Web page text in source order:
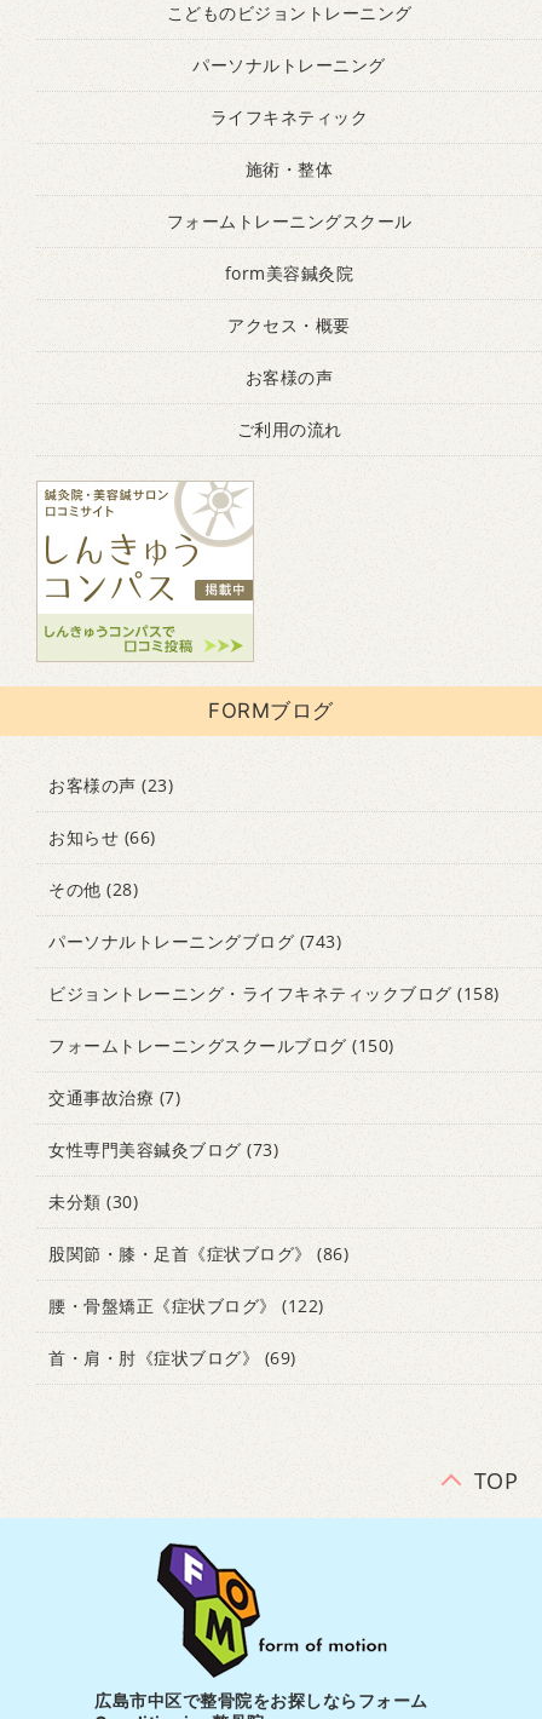
こどものビジョントレーニング
パーソナルトレーニング
ライフキネティック
施術・整体
フォームトレーニングスクール
form美容鍼灸院
アクセス・概要
お客様の声
ご利用の流れ
FORMブログ
お客様の声 (23)
お知らせ (66)
その他 (28)
パーソナルトレーニングブログ (743)
ビジョントレーニング・ライフキネティックブログ (158)
フォームトレーニングスクールブログ (150)
交通事故治療 (7)
女性専門美容鍼灸ブログ(73)
未分類 (30)
股関節・膝・足首《症状ブログ》 (86)
腰・骨盤矯正《症状ブログ》 (122)
首・肩・肘《症状ブログ》 (69)
TOP
広島市中区で整骨院をお探しならフォーム